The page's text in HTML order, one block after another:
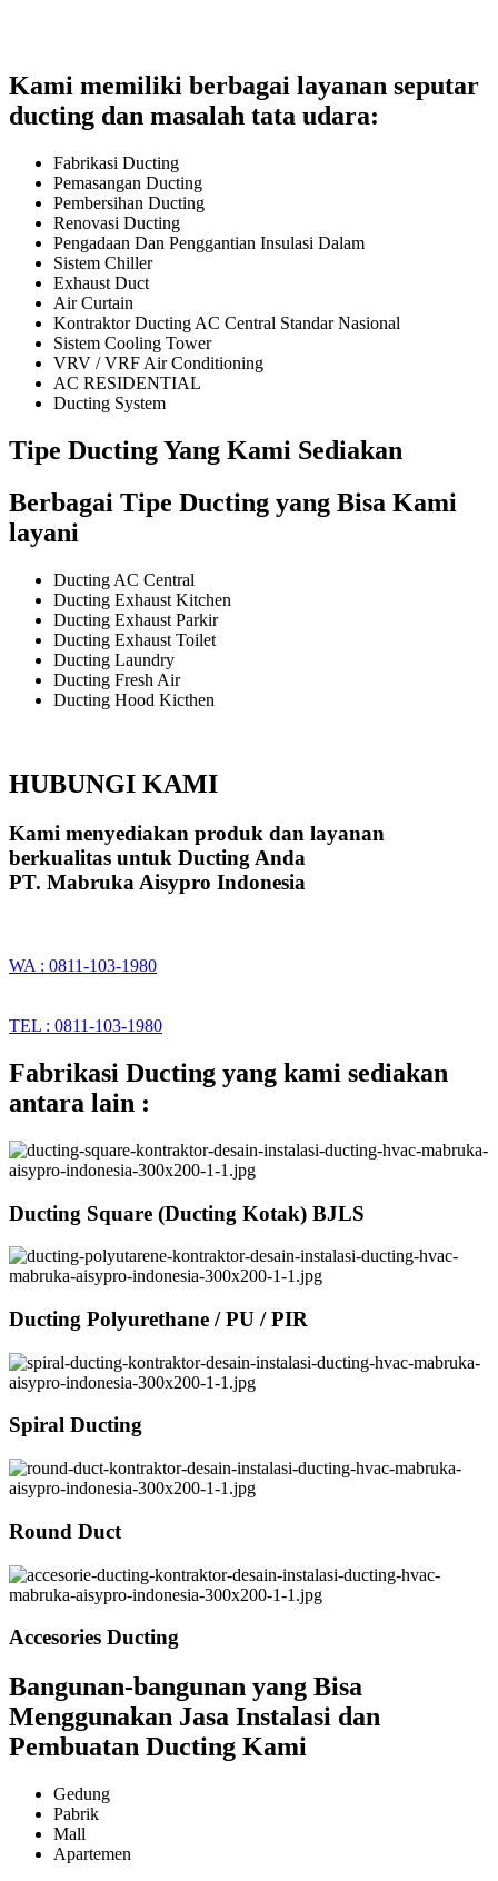
Kami memiliki berbagai layanan seputar
ducting dan masalah tata udara:
Fabrikasi Ducting
Pemasangan Ducting
Pembersihan Ducting
Renovasi Ducting
Pengadaan Dan Penggantian Insulasi Dalam
Sistem Chiller
Exhaust Duct
Air Curtain
Kontraktor Ducting AC Central Standar Nasional
Sistem Cooling Tower
VRV / VRF Air Conditioning
AC RESIDENTIAL
Ducting System
Tipe Ducting Yang Kami Sediakan
Berbagai Tipe Ducting yang Bisa Kami
layani
Ducting AC Central
Ducting Exhaust Kitchen
Ducting Exhaust Parkir
Ducting Exhaust Toilet
Ducting Laundry
Ducting Fresh Air
Ducting Hood Kicthen
HUBUNGI KAMI
Kami menyediakan produk dan layanan
berkualitas untuk Ducting Anda
PT. Mabruka Aisypro Indonesia
WA : 0811-103-1980
TEL : 0811-103-1980
Fabrikasi Ducting yang kami sediakan
antara lain :
Ducting Square (Ducting Kotak) BJLS
Ducting Polyurethane / PU / PIR
Spiral Ducting
Round Duct
Accesories Ducting
Bangunan-bangunan yang Bisa
Menggunakan Jasa Instalasi dan
Pembuatan Ducting Kami
Gedung
Pabrik
Mall
Apartemen